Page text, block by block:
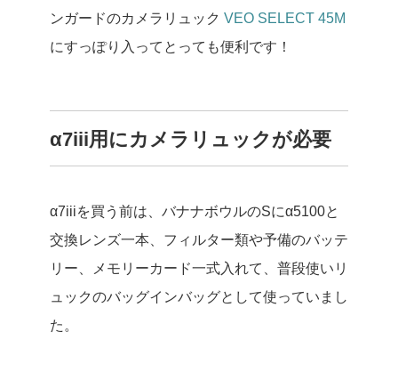
ンガードのカメラリュック VEO SELECT 45M
にすっぽり入ってとっても便利です！
α7iii用にカメラリュックが必要
α7iiiを買う前は、バナナボウルのSにα5100と
交換レンズ一本、フィルター類や予備のバッテ
リー、メモリーカード一式入れて、普段使いリ
ュックのバッグインバッグとして使っていまし
た。